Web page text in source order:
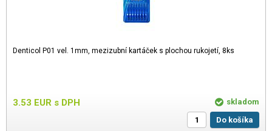
Denticol P01 vel. 1mm, mezizubní kartáček s plochou rukojetí, 8ks
3.53 EUR s DPH
skladom
Do košíka